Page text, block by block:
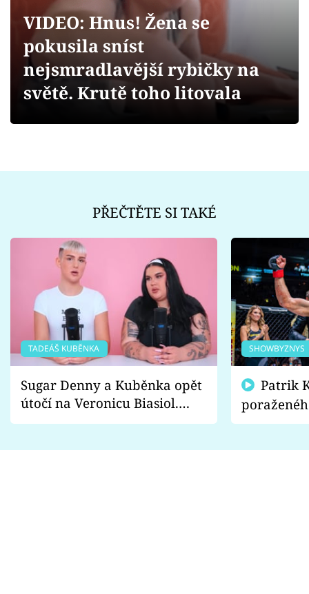
Videa
Sledujte prima+
VIDEO: Hnus! Žena se
pokusila sníst
nejsmradlavější rybičky na
světě. Krutě toho litovala
PŘEČTĚTE SI TAKÉ
TADEÁŠ KUBĚNKA
Sugar Denny a Kuběnka opět
útočí na Veronicu Biasiol.
Proč je podle nich falešná a
SHOWBYZNYS
fanoušci